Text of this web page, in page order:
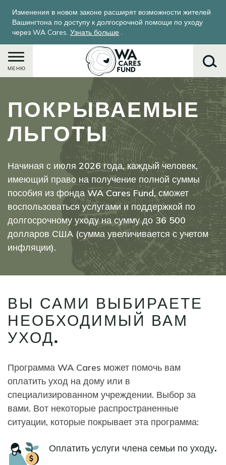
основному
содержанию
Изменения в новом законе расширят возможности жителей
Вашингтона по доступу к долгосрочной помощи по уходу
через WA Cares. Узнать больше .
МЕНЮ
ПОКРЫВАЕМЫЕ
ЛЬГОТЫ
Начиная с июля 2026 года, каждый человек,
имеющий право на получение полной суммы
пособия из фонда WA Cares Fund, сможет
воспользоваться услугами и поддержкой по
долгосрочному уходу на сумму до 36 500
долларов США (сумма увеличивается с учетом
инфляции).
ВЫ САМИ ВЫБИРАЕТЕ
НЕОБХОДИМЫЙ ВАМ
УХОД.
Программа WA Cares может помочь вам
оплатить уход на дому или в
специализированном учреждении. Выбор за
вами. Вот некоторые распространенные
ситуации, которые покрывает эта программа:
Icon Оплатить услуги члена семьи по уходу.